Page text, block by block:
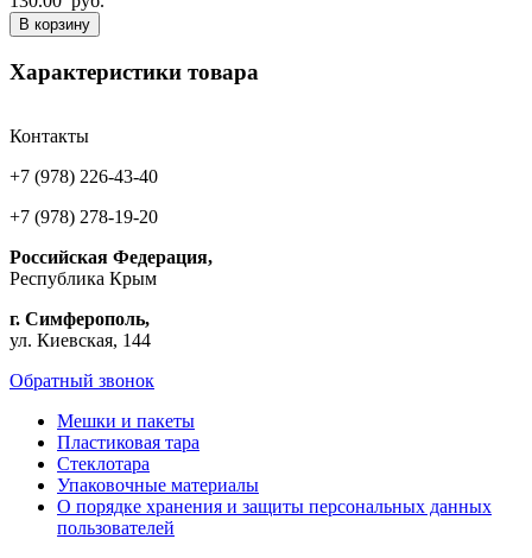
В корзину
Характеристики товара
Контакты
+7 (978) 226-43-40
+7 (978) 278-19-20
Российская Федерация,
Республика Крым
г. Симферополь,
ул. Киевская, 144
Обратный звонок
Мешки и пакеты
Пластиковая тара
Стеклотара
Упаковочные материалы
О порядке хранения и защиты персональных данных
пользователей